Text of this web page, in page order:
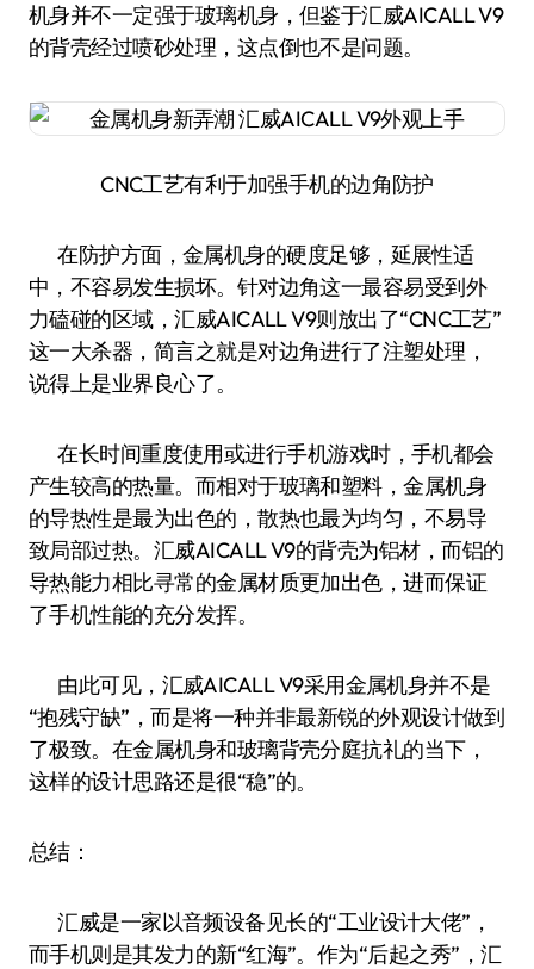
机身并不一定强于玻璃机身，但鉴于汇威AICALL V9
的背壳经过喷砂处理，这点倒也不是问题。
CNC工艺有利于加强手机的边角防护
在防护方面，金属机身的硬度足够，延展性适
中，不容易发生损坏。针对边角这一最容易受到外
力磕碰的区域，汇威AICALL V9则放出了“CNC工艺”
这一大杀器，简言之就是对边角进行了注塑处理，
说得上是业界良心了。
在长时间重度使用或进行手机游戏时，手机都会
产生较高的热量。而相对于玻璃和塑料，金属机身
的导热性是最为出色的，散热也最为均匀，不易导
致局部过热。汇威AICALL V9的背壳为铝材，而铝的
导热能力相比寻常的金属材质更加出色，进而保证
了手机性能的充分发挥。
由此可见，汇威AICALL V9采用金属机身并不是
“抱残守缺”，而是将一种并非最新锐的外观设计做到
了极致。在金属机身和玻璃背壳分庭抗礼的当下，
这样的设计思路还是很“稳”的。
总结：
汇威是一家以音频设备见长的“工业设计大佬”，
而手机则是其发力的新“红海”。作为“后起之秀”，汇